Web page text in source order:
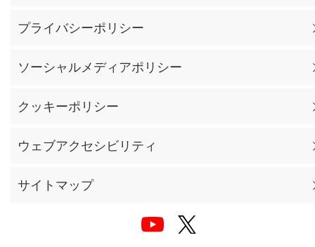
プライバシーポリシー
ソーシャルメディアポリシー
クッキーポリシー
ウェブアクセシビリティ
サイトマップ